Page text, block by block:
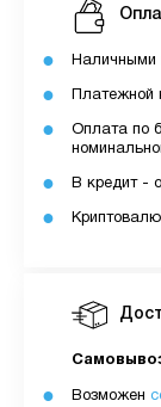
Возможен
Наличными
Платежной
Оплата по
В кредит -